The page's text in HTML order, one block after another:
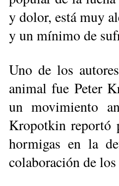
y dolor, está muy
y un mínimo de
Uno de los
animal fue Peter
un movimiento
Kropotkin reportó
hormigas en la
colaboración de